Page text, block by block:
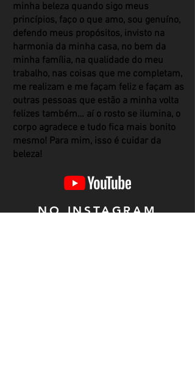
minha beleza quando sigo meus
princípios, faço o que amo, sou genuíno,
defendo meus propósitos, invisto na
harmonia da minha casa, no bem da
minha família, na qualidade do meu
trabalho, nas coisas que me completam,
me realizam e me façam feliz e façam as
outras pessoas que estão a minha volta
felizes também… aí o rosto se ilumina, o
corpo agradece e tudo fica mais bonito
mesmo! Para mim, isso é cuidar da
beleza!
NO INSTAGRAM